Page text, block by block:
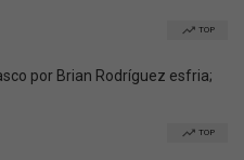
TOP
por Brian Rodríguez esfria;
TOP